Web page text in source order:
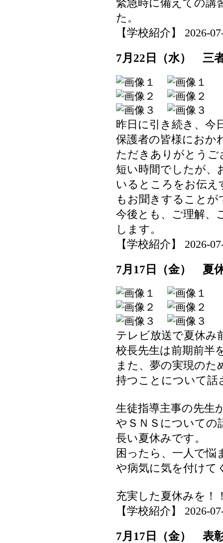
緊急時に備えての講
た。
【学校紹介】 2026-
7月22日（水） 三
昨日に引き続き、今
保護者の皆様におか
ただきありがとうご
短い時間でしたが、
いるところをお伝え
もお聞きすること
今後とも、ご理解、
します。
【学校紹介】 2026-
7月17日（金） 夏
テレビ放送で夏休み
校長先生は前期前半
また、夢の実現のた
持つことについて話
生徒指導主事の先生
やＳＮＳについての
長い夏休みです。
困ったら、一人で悩
や病気に気を付けて
充実した夏休みを！
【学校紹介】 2026-
7月17日（金） 表